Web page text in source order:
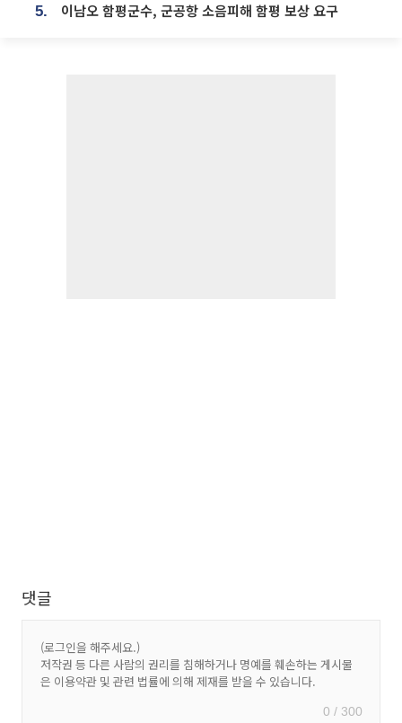
5. 이남오 함평군수, 군공항 소음피해 함평 보상 요구
댓글
0 / 300